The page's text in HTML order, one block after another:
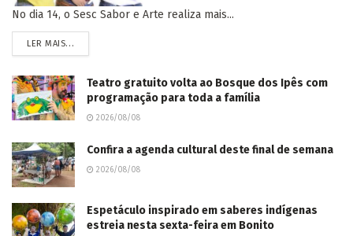
No dia 14, o Sesc Sabor e Arte realiza mais...
LER MAIS...
Teatro gratuito volta ao Bosque dos Ipês com
programação para toda a família
2026/08/08
Confira a agenda cultural deste final de semana
2026/08/08
Espetáculo inspirado em saberes indígenas
estreia nesta sexta-feira em Bonito